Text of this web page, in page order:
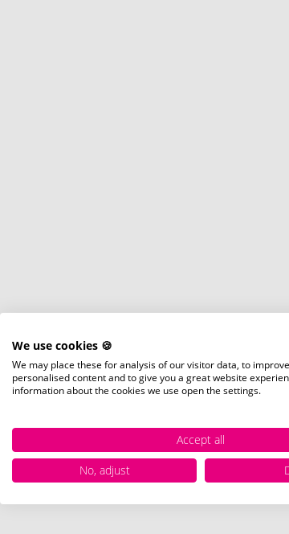
We use cookies 🍪
We may place these for analysis of our visitor data, to
personalised content and to give you a great website
information about the cookies we use open the settings.
Accept all
No, adjust